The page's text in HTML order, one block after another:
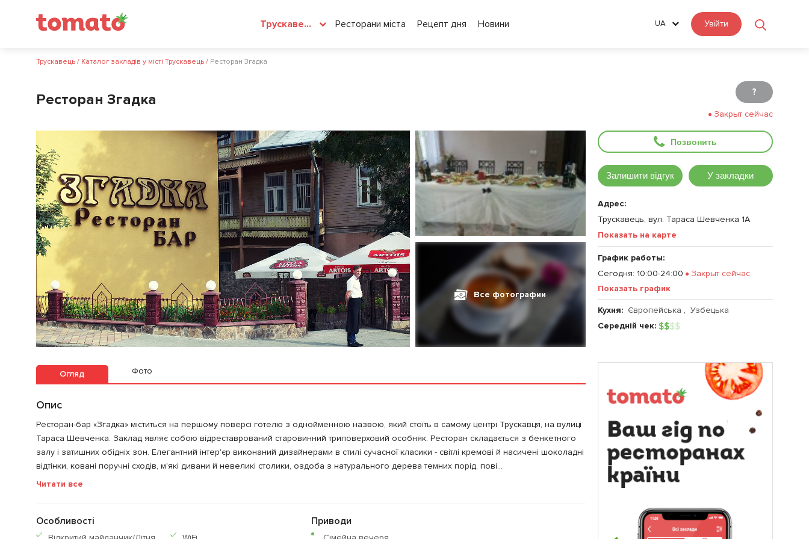
Трускавець Ресторани міста Рецепт дня Новини UA Увійти
Трускавець / Каталог закладів у місті Трускавець / Ресторан Згадка
Ресторан Згадка ?
Закрыт сейчас
Позвонить
Залишити відгук У закладки
Адрес:
Трускавець, вул. Тараса Шевченка 1А
Показать на карте
График работы:
Сегодня: 10:00-24:00
Закрыт сейчас
Показать график
Кухня: Європейська , Узбецька
Середній чек: $$$$
Все фотографии
Огляд Фото
Опис
Ресторан-бар «Згадка» міститься на першому поверсі готелю з однойменною назвою, який стоїть в самому центрі Трускавця, на вулиці
Тараса Шевченка. Заклад являє собою відреставрований старовинний триповерховий особняк. Ресторан складається з бенкетного
залу і затишних обідніх зон. Елегантний інтер'єр виконаний дизайнерами в стилі сучасної класики - світлі кремові й насичені шоколадні
відтінки, ковані поручні сходів, м'які дивани й невеликі столики, оздоба з натурального дерева темних порід, пові...
Читати все
Особливості Приводи